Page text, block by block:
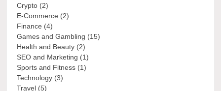
Crypto (2)
E-Commerce (2)
Finance (4)
Games and Gambling (15)
Health and Beauty (2)
SEO and Marketing (1)
Sports and Fitness (1)
Technology (3)
Travel (5)